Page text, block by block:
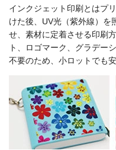
インクジェット印刷とはプ
けた後、UV光（紫外線）を
せ、素材に定着させる印刷
ト、ロゴマーク、グラデー
不要のため、小ロットでも